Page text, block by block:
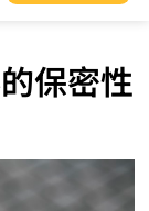
保密性